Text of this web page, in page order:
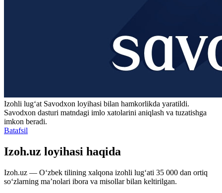
Izohli lugʻat Savodxon loyihasi bilan hamkorlikda yaratildi.
Savodxon dasturi matndagi imlo xatolarini aniqlash va tuzatishga
imkon beradi.
Batafsil
Izoh.uz loyihasi haqida
Izoh.uz — O‘zbek tilining xalqona izohli lug‘ati 35 000 dan ortiq
so‘zlarning ma’nolari ibora va misollar bilan keltirilgan.